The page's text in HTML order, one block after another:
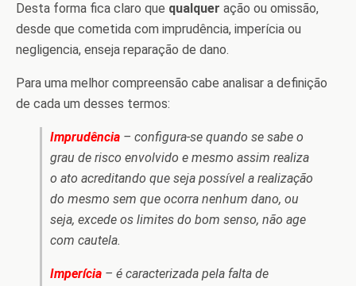
Desta forma fica claro que qualquer ação ou omissão,
desde que cometida com imprudência, imperícia ou
negligencia, enseja reparação de dano.
Para uma melhor compreensão cabe analisar a definição
de cada um desses termos:
Imprudência – configura-se quando se sabe o
grau de risco envolvido e mesmo assim realiza
o ato acreditando que seja possível a realização
do mesmo sem que ocorra nenhum dano, ou
seja, excede os limites do bom senso, não age
com cautela.
Imperícia – é caracterizada pela falta de